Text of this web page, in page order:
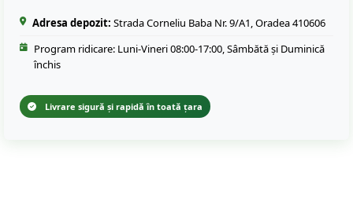
Adresa depozit: Strada Corneliu Baba Nr. 9/A1, Oradea 410606
Program ridicare: Luni-Vineri 08:00-17:00, Sâmbătă și Duminică
închis
Livrare sigură și rapidă în toată țara